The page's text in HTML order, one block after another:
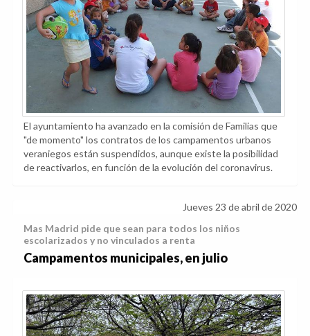
El ayuntamiento ha avanzado en la comisión de Familias que
"de momento" los contratos de los campamentos urbanos
veraniegos están suspendidos, aunque existe la posibilidad
de reactivarlos, en función de la evolución del coronavirus.
Jueves 23 de abril de 2020
Mas Madrid pide que sean para todos los niños
escolarizados y no vinculados a renta
Campamentos municipales, en julio